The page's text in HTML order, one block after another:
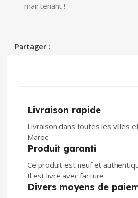
maintenant !
Partager :
Livraison rapide
Livraison dans toutes les villes
Maroc
Produit garanti
Ce produit est neuf et
Il est livré avec facture
Divers moyens de